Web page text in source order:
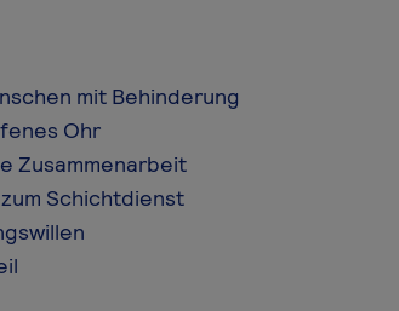
mit Behinderung
Ohr
Zusammenarbeit
Schichtdienst